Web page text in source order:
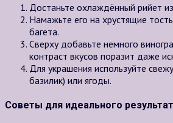
Достаньте охлаждённый рийет
Намажьте его на хрустящие
багета.
Сверху добавьте немного
контраст вкусов поразит даже
Для украшения используйте
базилик) или ягоды.
Советы для идеального